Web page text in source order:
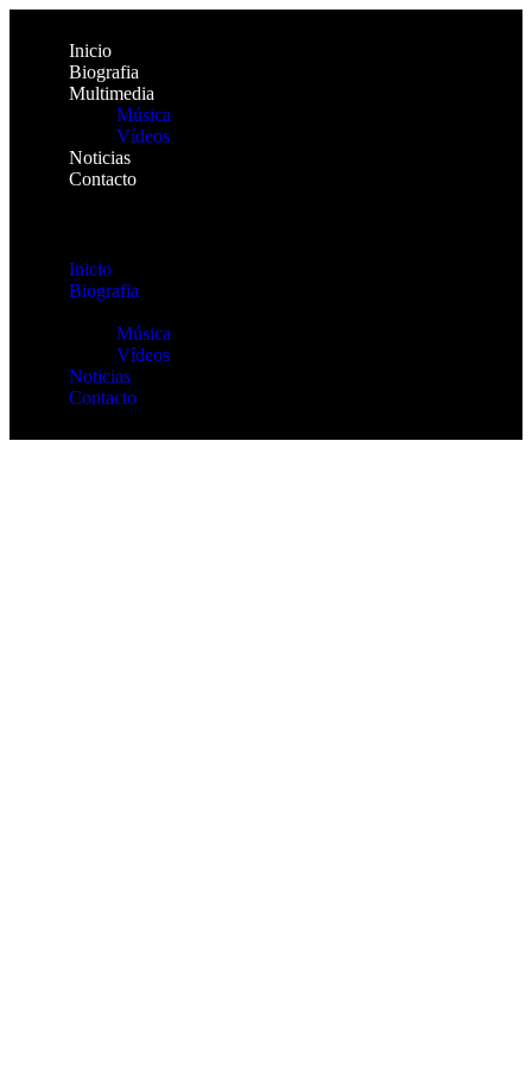
Inicio
Biografia
Multimedia
Música
Vídeos
Noticias
Contacto
Inicio
Biografia
Música
Vídeos
Noticias
Contacto